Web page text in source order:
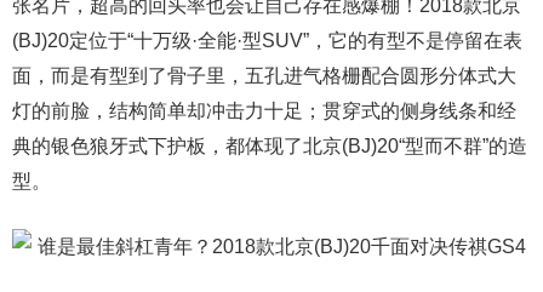
张名片，超高的回头率也会让自己存在感爆棚！2018款北京
(BJ)20定位于“十万级·全能·型SUV”，它的有型不是停留在表
面，而是有型到了骨子里，五孔进气格栅配合圆形分体式大
灯的前脸，结构简单却冲击力十足；贯穿式的侧身线条和经
典的银色狼牙式下护板，都体现了北京(BJ)20“型而不群”的造
型。